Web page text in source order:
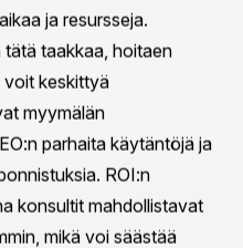
navigointi voi olla
ja lukemattomia
työkalujen
kriittisen tärkeää,
tuntee tämän
ja toteuttaa strategisesti
Heidän syvällinen